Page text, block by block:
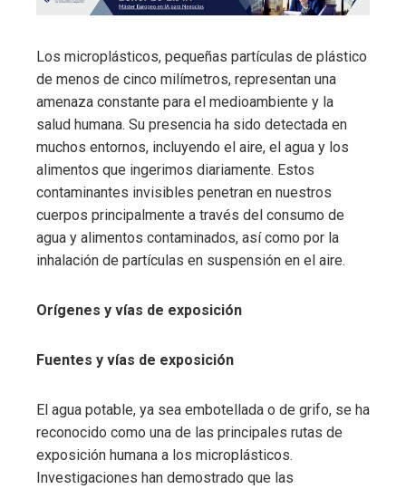
Los microplásticos, pequeñas partículas de plástico
de menos de cinco milímetros, representan una
amenaza constante para el medioambiente y la
salud humana. Su presencia ha sido detectada en
muchos entornos, incluyendo el aire, el agua y los
alimentos que ingerimos diariamente. Estos
contaminantes invisibles penetran en nuestros
cuerpos principalmente a través del consumo de
agua y alimentos contaminados, así como por la
inhalación de partículas en suspensión en el aire.
Orígenes y vías de exposición
Fuentes y vías de exposición
El agua potable, ya sea embotellada o de grifo, se ha
reconocido como una de las principales rutas de
exposición humana a los microplásticos.
Investigaciones han demostrado que las